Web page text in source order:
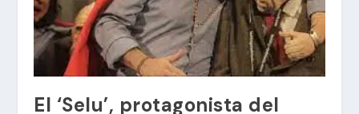
El ‘Selu’, protagonista del